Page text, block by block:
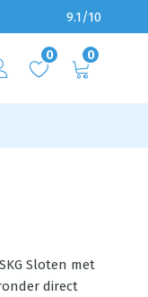
9.1/10
0 0
Sloten met
direct